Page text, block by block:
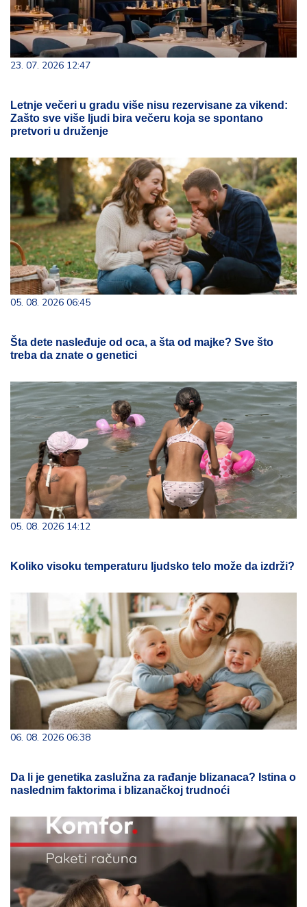
23. 07. 2026 12:47
Letnje večeri u gradu više nisu rezervisane za vikend:
Zašto sve više ljudi bira večeru koja se spontano
pretvori u druženje
05. 08. 2026 06:45
Šta dete nasleđuje od oca, a šta od majke? Sve što
treba da znate o genetici
05. 08. 2026 14:12
Koliko visoku temperaturu ljudsko telo može da izdrži?
06. 08. 2026 06:38
Da li je genetika zaslužna za rađanje blizanaca? Istina o
naslednim faktorima i blizanačkoj trudnoći